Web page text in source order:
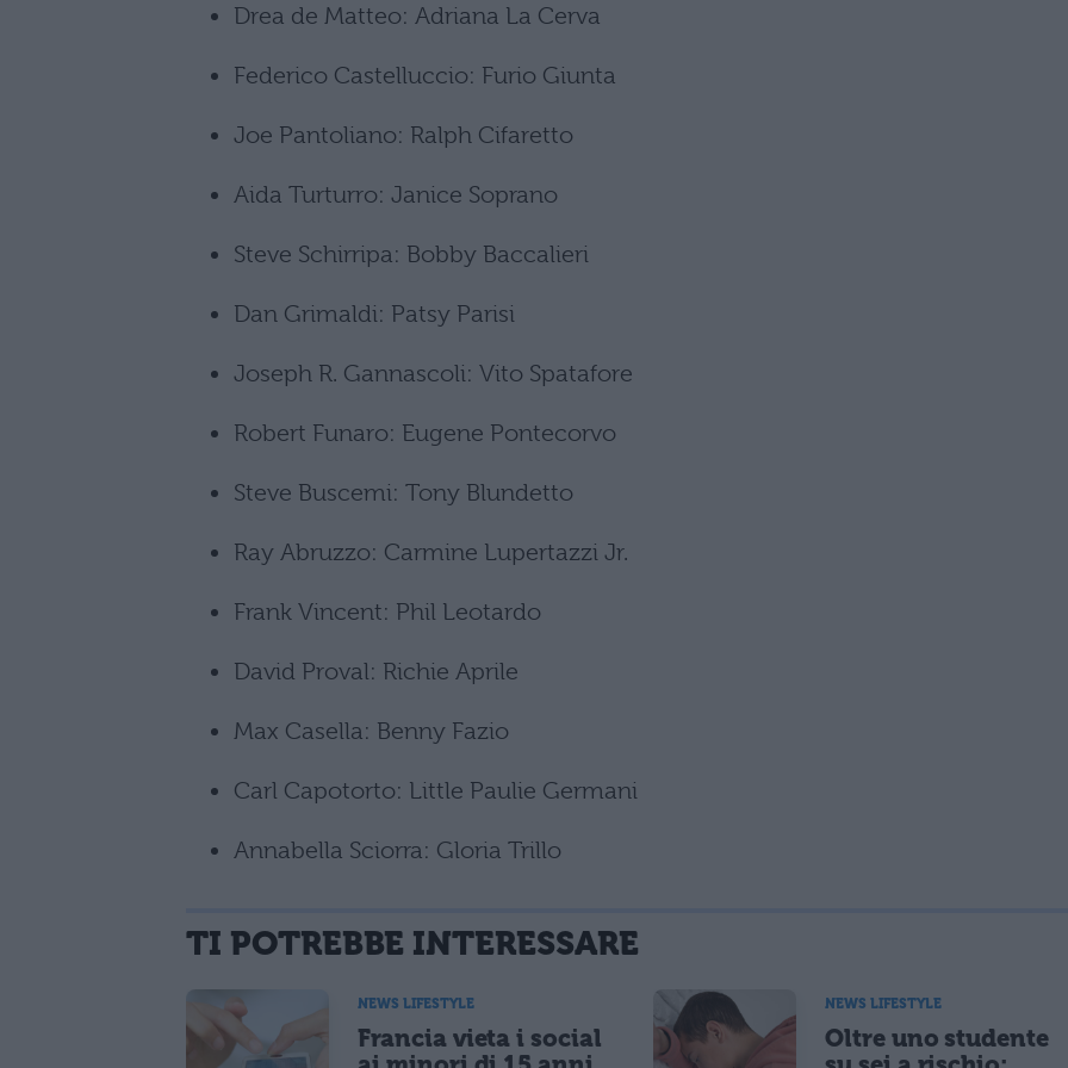
Drea de Matteo: Adriana La Cerva
Federico Castelluccio: Furio Giunta
Joe Pantoliano: Ralph Cifaretto
Aida Turturro: Janice Soprano
Steve Schirripa: Bobby Baccalieri
Dan Grimaldi: Patsy Parisi
Joseph R. Gannascoli: Vito Spatafore
Robert Funaro: Eugene Pontecorvo
Steve Buscemi: Tony Blundetto
Ray Abruzzo: Carmine Lupertazzi Jr.
Frank Vincent: Phil Leotardo
David Proval: Richie Aprile
Max Casella: Benny Fazio
Carl Capotorto: Little Paulie Germani
Annabella Sciorra: Gloria Trillo
TI POTREBBE INTERESSARE
NEWS LIFESTYLE
Francia vieta i social
NEWS LIFESTYLE
Oltre uno studente